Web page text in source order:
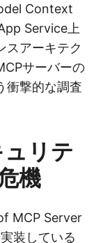
Context
Service上
スアーキテク
サーバーの
衝撃的な調査
リテ
機
MCP Server
装している